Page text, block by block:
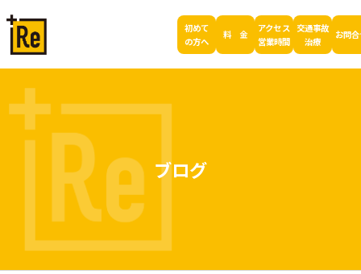
初めて
の方へ
料 金
アクセス
営業時間
交通事故
治療
お問
ブログ